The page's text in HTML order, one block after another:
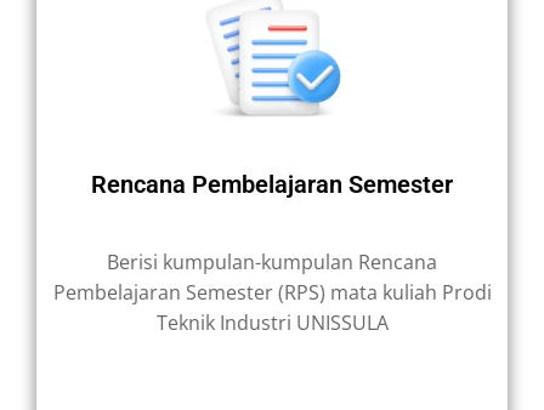
Rencana Pembelajaran Semester
Berisi kumpulan-kumpulan Rencana
Pembelajaran Semester (RPS) mata kuliah Prodi
Teknik Industri UNISSULA